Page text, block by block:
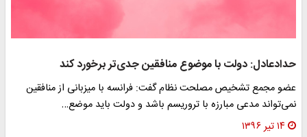
حدادعادل: دولت با موضوع منافقین جدی‌تر برخورد کند
عضو مجمع تشخیص مصلحت نظام گفت: فرانسه با میزبانی از منافقین
نمی‌تواند مدعی مبارزه با تروریسم باشد و دولت باید موضع…
۱۴ تیر ۱۳۹۶